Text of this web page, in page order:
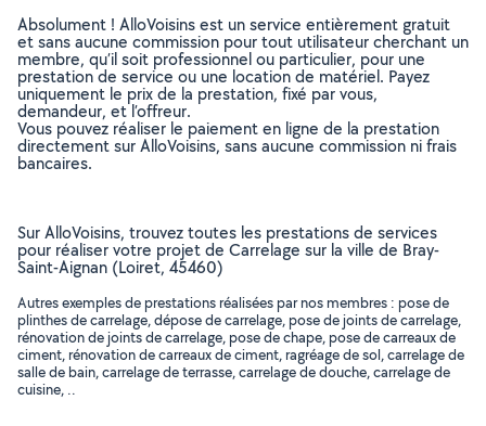
Absolument ! AlloVoisins est un service entièrement gratuit
et sans aucune commission pour tout utilisateur cherchant un
membre, qu’il soit professionnel ou particulier, pour une
prestation de service ou une location de matériel. Payez
uniquement le prix de la prestation, fixé par vous,
demandeur, et l’offreur.
Vous pouvez réaliser le paiement en ligne de la prestation
directement sur AlloVoisins, sans aucune commission ni frais
bancaires.
Sur AlloVoisins, trouvez toutes les prestations de services
pour réaliser votre projet de Carrelage sur la ville de Bray-
Saint-Aignan (Loiret, 45460)
Autres exemples de prestations réalisées par nos membres : pose de
plinthes de carrelage, dépose de carrelage, pose de joints de carrelage,
rénovation de joints de carrelage, pose de chape, pose de carreaux de
ciment, rénovation de carreaux de ciment, ragréage de sol, carrelage de
salle de bain, carrelage de terrasse, carrelage de douche, carrelage de
cuisine, ..